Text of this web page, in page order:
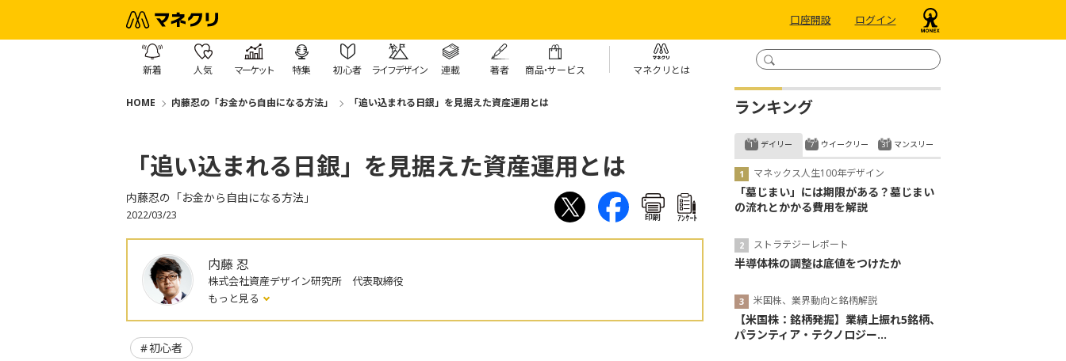
口座開設 ログイン
新着 人気 マーケット 特集 初心者 ライフデザイン 連載 著者 商品・サービス マネクリとは
HOME 内藤忍の「お金から自由になる方法」 「追い込まれる日銀」を見据えた資産運用とは
「追い込まれる日銀」を見据えた資産運用とは
内藤忍の「お金から自由になる方法」
2022/03/23 印刷 ｱﾝｹｰﾄ
内藤 忍
株式会社資産デザイン研究所 代表取締役
もっと見る
初心者
ランキング
デイリー
マネックス人生100年デザイン
「墓じまい」には期限がある？墓じまい
の流れとかかる費用を解説
ストラテジーレポート
半導体株の調整は底値をつけたか
米国株、業界動向と銘柄解説
【米国株：銘柄発掘】業績上振れ5銘柄、
パランティア・テクノロジー...
ウイークリー マンスリー